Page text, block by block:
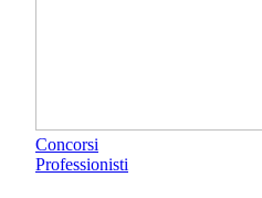
Concorsi
Professionisti